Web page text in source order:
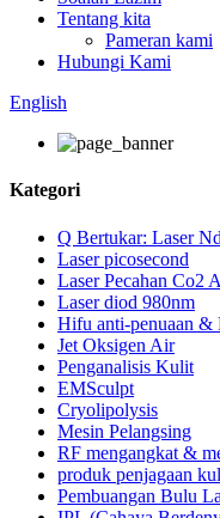
Tentang kita
Pameran kami
Hubungi Kami
English
Kategori
Q Bertukar: Laser
Laser picosecond
Laser Pecahan Co2
Laser diod 980nm
Hifu anti-penuaan &
Jet Oksigen Air
Penganalisis Kulit
EMSculpt
Cryolipolysis
Mesin Pelangsing
RF mengangkat &
produk penjagaan
Pembuangan Bulu